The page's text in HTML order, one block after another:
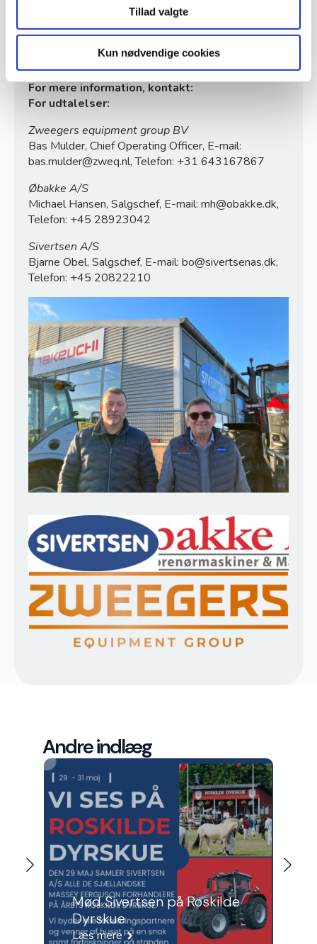
Tillad valgte
Kun nødvendige cookies
omkostningerne reduceres gennem effektiv
vedligeholdelse og reparationer.
Læs mere om Zweegers –tryk her
For mere information, kontakt:
For udtalelser:
Zweegers equipment group BV
Bas Mulder, Chief Operating Officer, E-mail:
bas.mulder@zweq.nl, Telefon: +31 643167867
Øbakke A/S
Michael Hansen, Salgschef, E-mail: mh@obakke.dk,
Telefon: +45 28923042
Sivertsen A/S
Bjarne Obel, Salgschef, E-mail: bo@sivertsenas.dk,
Telefon: +45 20822210
Andre indlæg
Mød Sivertsen på Roskilde
Dyrskue
Læs mere